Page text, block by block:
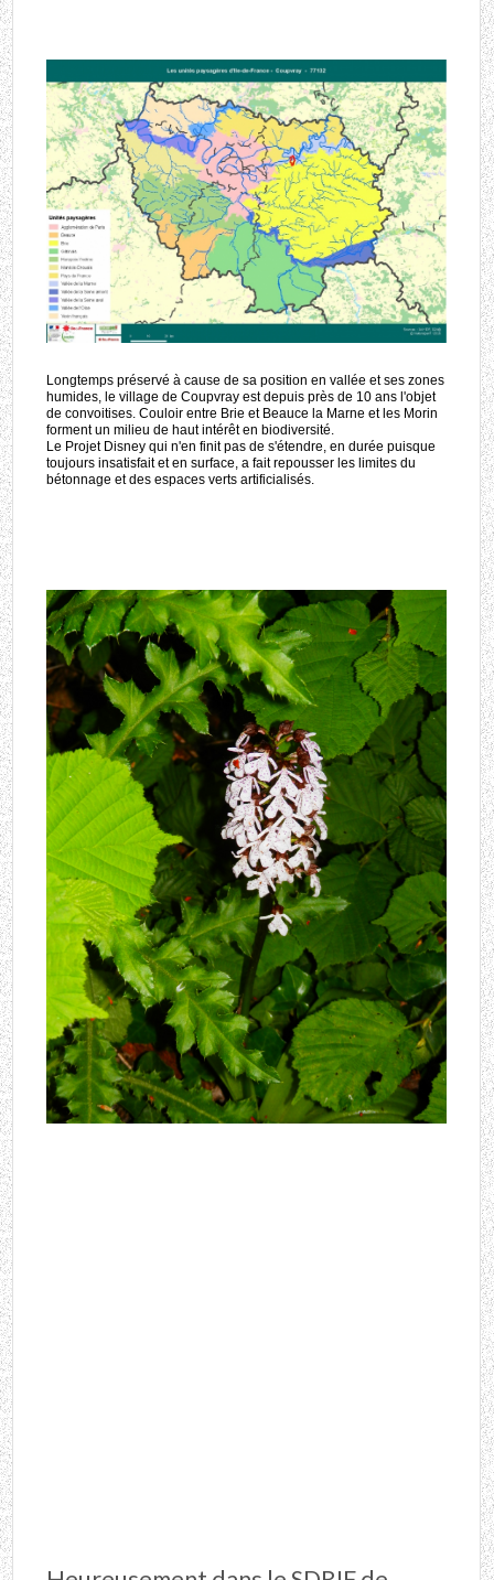
Longtemps préservé à cause de sa position en vallée et ses zones
humides, le village de Coupvray est depuis près de 10 ans l'objet
de convoitises. Couloir entre Brie et Beauce la Marne et les Morin
forment un milieu de haut intérêt en biodiversité.
Le Projet Disney qui n'en finit pas de s'étendre, en durée puisque
toujours insatisfait et en surface, a fait repousser les limites du
bétonnage et des espaces verts artificialisés.